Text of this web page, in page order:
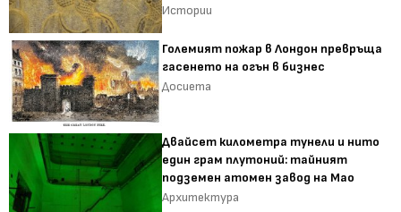
Истории
Големият пожар в Лондон превръща
гасенето на огън в бизнес
Досиета
Двайсет километра тунели и нито
един грам плутоний: тайният
подземен атомен завод на Мао
Архитектура